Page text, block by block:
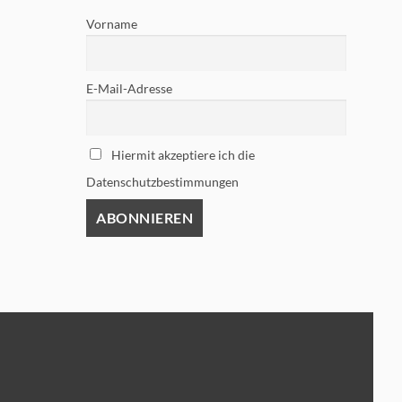
Vorname
E-Mail-Adresse
Hiermit akzeptiere ich die
Datenschutzbestimmungen